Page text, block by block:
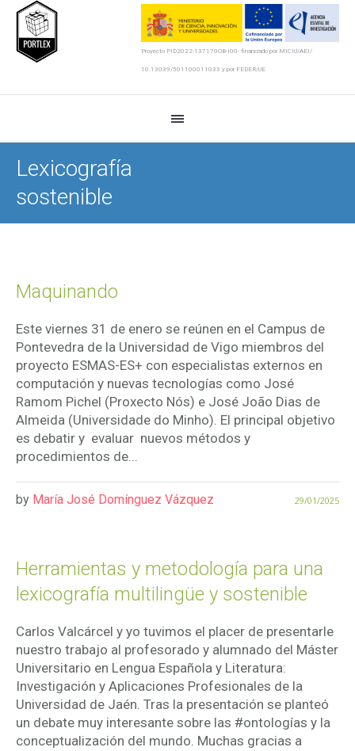
Proyecto PID2022-137170OB-I00- financiado por MICIU/AEI/
10.13039/501100011033 y por FEDER/UE
Lexicografía
sostenible
Maquinando
Este viernes 31 de enero se reúnen en el Campus de
Pontevedra de la Universidad de Vigo miembros del
proyecto ESMAS-ES+ con especialistas externos en
computación y nuevas tecnologías como José
Ramom Pichel (Proxecto Nós) e José João Dias de
Almeida (Universidade do Minho). El principal objetivo
es debatir y evaluar nuevos métodos y
procedimientos de...
29/01/2025
by María José Domínguez Vázquez
Herramientas y metodología para una
lexicografía multilingüe y sostenible
Carlos Valcárcel y yo tuvimos el placer de presentarle
nuestro trabajo al profesorado y alumnado del Máster
Universitario en Lengua Española y Literatura:
Investigación y Aplicaciones Profesionales de la
Universidad de Jaén. Tras la presentación se planteó
un debate muy interesante sobre las #ontologías y la
conceptualización del mundo. Muchas gracias a